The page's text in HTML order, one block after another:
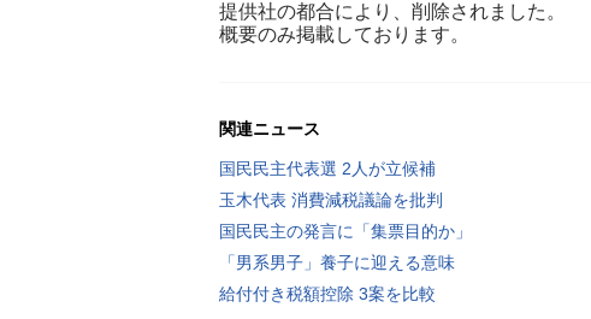
提供社の都合により、削除されました。
概要のみ掲載しております。
関連ニュース
国民民主代表選 2人が立候補
玉木代表 消費減税議論を批判
国民民主の発言に「集票目的か」
「男系男子」養子に迎える意味
給付付き税額控除 3案を比較